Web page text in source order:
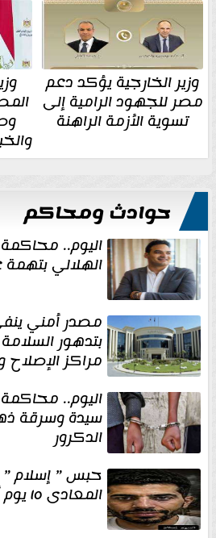
وزير الخارجية يؤكد دعم
مصر للجهود الرامية إلى
تسوية الأزمة الراهنة
حوادث ومحاكم
اليوم..
الهلالي
مصدر أمني
بتدهور السلامة
مراكز الإصلاح
اليوم..
سيدة وسرقة
الدكرور
حبس ” إسلام ”
المعادى ١٥ يوم أخرى على...